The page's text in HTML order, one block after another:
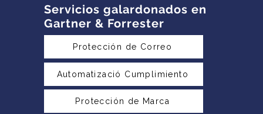
Servicios galardonados en
Gartner & Forrester
Protección de Correo
Automatizació Cumplimiento
Protección de Marca